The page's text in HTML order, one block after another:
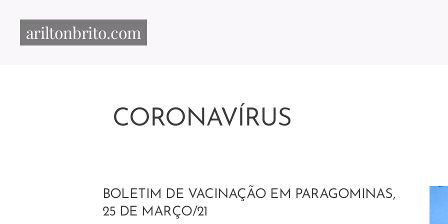
ariltonbrito.com
CORONAVÍRUS
BOLETIM DE VACINAÇÃO EM PARAGOMINAS,
25 DE MARÇO/21